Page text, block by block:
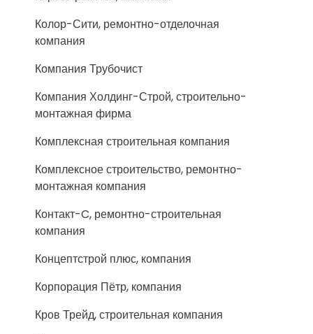
Колор-Сити, ремонтно-отделочная
компания
Компания Трубочист
Компания Холдинг-Строй, строительно-
монтажная фирма
Комплексная строительная компания
Комплексное строительство, ремонтно-
монтажная компания
Контакт-C, ремонтно-строительная
компания
Концептстрой плюс, компания
Корпорация Пётр, компания
Кров Трейд, строительная компания